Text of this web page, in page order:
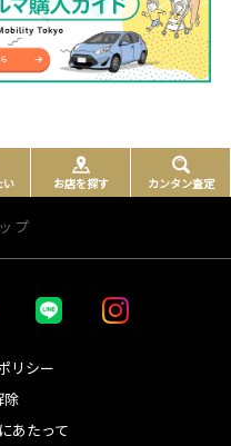
い お店を探す カンタン査定
プ
リシー
除
あたって